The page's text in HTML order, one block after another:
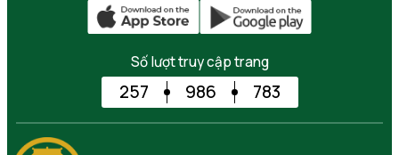
Số lượt truy cập trang
257 986 783